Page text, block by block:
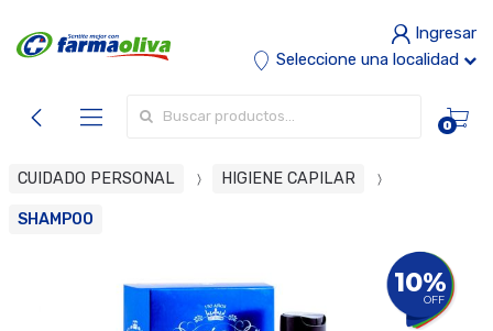
Ingresar
Seleccione una localidad
0
CUIDADO PERSONAL HIGIENE CAPILAR
SHAMPOO
10%
OFF